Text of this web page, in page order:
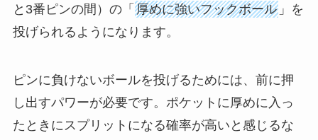
と3番ピンの間）の「 厚めに強いフックボール」を
投げられるようになります。
ピンに負けないボールを投げるためには、前に押
し出すパワーが必要です。ポケットに厚めに入っ
たときにスプリットになる確率が高いと感じるな